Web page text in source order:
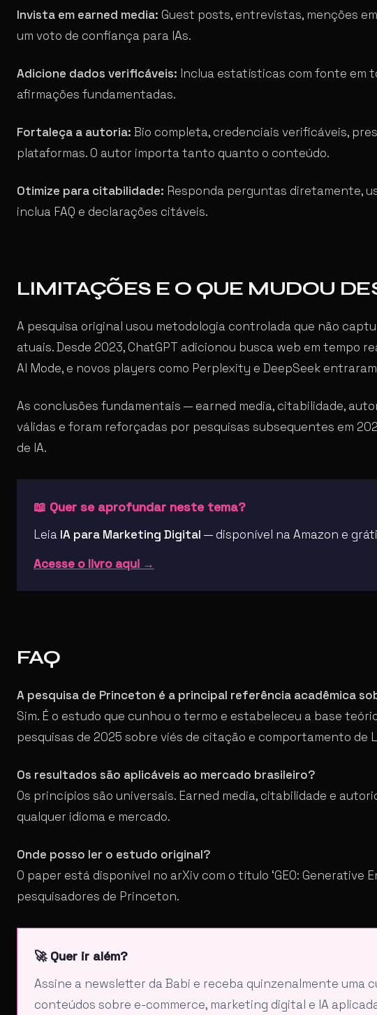
Invista em earned media: Guest posts, entrevistas, menções
um voto de confiança para IAs.
Adicione dados verificáveis: Inclua estatísticas com fonte em
afirmações fundamentadas.
Fortaleça a autoria: Bio completa, credenciais verificáveis,
plataformas. O autor importa tanto quanto o conteúdo.
Otimize para citabilidade: Responda perguntas diretamente,
inclua FAQ e declarações citáveis.
LIMITAÇÕES E O QUE MUDOU
A pesquisa original usou metodologia controlada que não
atuais. Desde 2023, ChatGPT adicionou busca web em tempo
AI Mode, e novos players como Perplexity e DeepSeek
As conclusões fundamentais — earned media, citabilidade,
válidas e foram reforçadas por pesquisas subsequentes em
de IA.
📖 Quer se aprofundar neste tema?
Leia IA para Marketing Digital — disponível na Amazon e
Acesse o livro aqui →
FAQ
A pesquisa de Princeton é a principal referência acadêmica
Sim. É o estudo que cunhou o termo e estabeleceu a base
pesquisas de 2025 sobre viés de citação e comportamento de
Os resultados são aplicáveis ao mercado brasileiro?
Os princípios são universais. Earned media, citabilidade e
qualquer idioma e mercado.
Onde posso ler o estudo original?
O paper está disponível no arXiv com o título ‘GEO: Generative
pesquisadores de Princeton.
🚀 Quer ir além?
Assine a newsletter da Babi e receba quinzenalmente uma
conteúdos sobre e-commerce, marketing digital e IA